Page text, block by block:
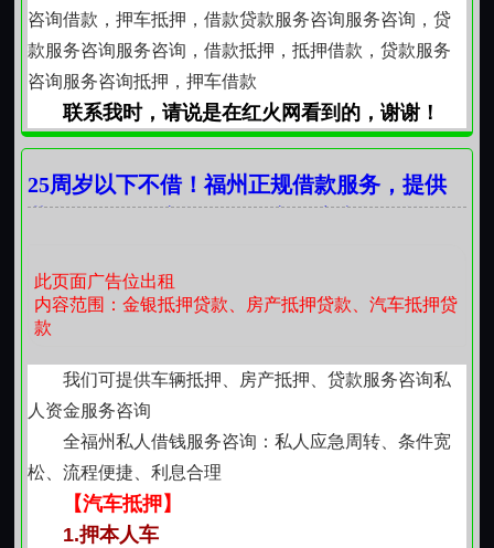
咨询借款，押车抵押，借款贷款服务咨询服务咨询，贷
款服务咨询服务咨询，借款抵押，抵押借款，贷款服务
咨询服务咨询抵押，押车借款
联系我时，请说是在红火网看到的，谢谢！
25周岁以下不借！福州正规借款服务，提供
此页面广告位出租
内容范围：金银抵押贷款、房产抵押贷款、汽车抵押贷
款
我们可提供车辆抵押、房产抵押、贷款服务咨询私
人资金服务咨询
全福州私人借钱服务咨询：私人应急周转、条件宽
松、流程便捷、利息合理
【汽车抵押】
1.押本人车